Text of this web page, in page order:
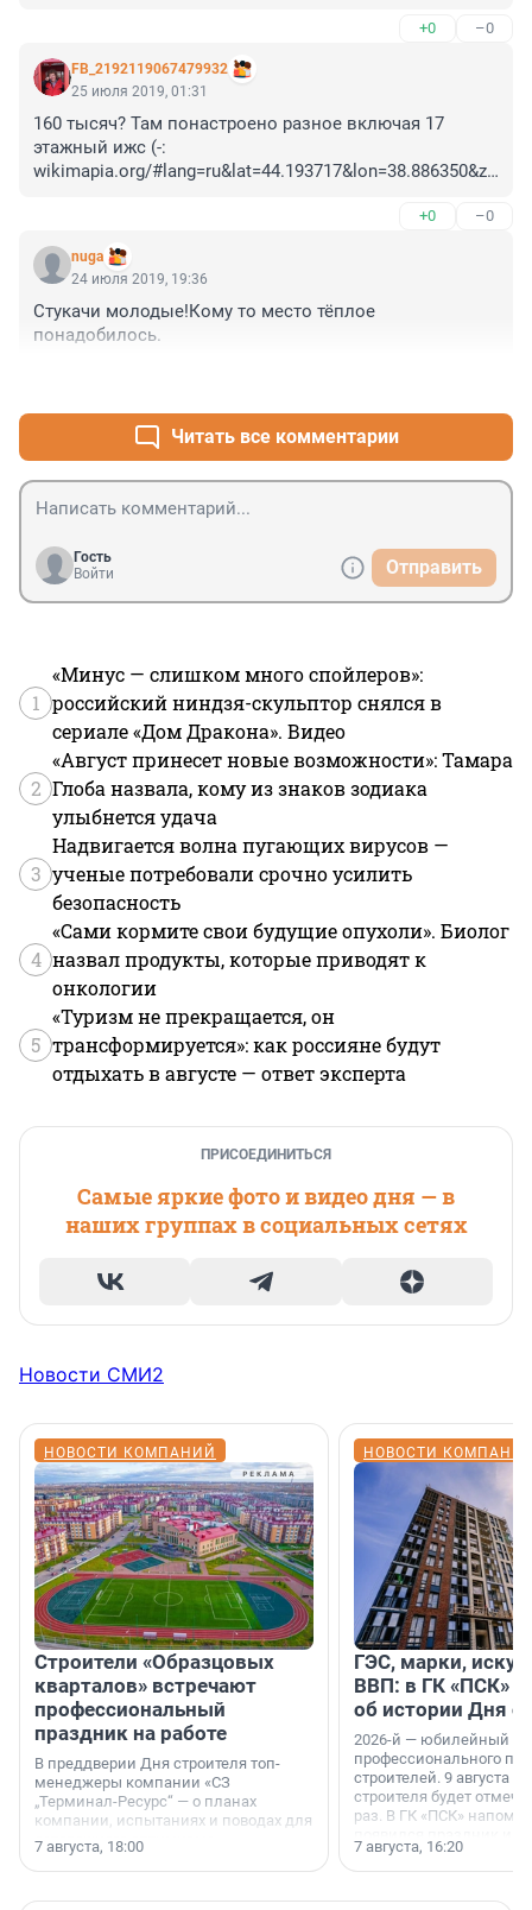
+0 –0
FB_2192119067479932
25 июля 2019, 01:31
160 тысяч? Там понастроено разное включая 17
этажный ижс (-:
wikimapia.org/#lang=ru&lat=44.193717&lon=38.886350&z=
http://realty-more.ru/mkr-gorizont-d72
Собственно на сайте спбгу про базу хороший текст
есть:
https://spbu.ru/news-events/novosti/dolgaya-doroga-k-
gorizontu
+0 –0
nuga
24 июля 2019, 19:36
Стукачи молодые!Кому то место тёплое
понадобилось.
Читать все комментарии
Гость
Войти
Отправить
1
«Минус — слишком много спойлеров»:
российский ниндзя-скульптор снялся в
сериале «Дом Дракона». Видео
2
«Август принесет новые возможности»: Тамара
Глоба назвала, кому из знаков зодиака
улыбнется удача
3
Надвигается волна пугающих вирусов —
ученые потребовали срочно усилить
безопасность
4
«Сами кормите свои будущие опухоли». Биолог
назвал продукты, которые приводят к
онкологии
5
«Туризм не прекращается, он
трансформируется»: как россияне будут
отдыхать в августе — ответ эксперта
ПРИСОЕДИНИТЬСЯ
Самые яркие фото и видео дня — в
наших группах в социальных сетях
Новости СМИ2
НОВОСТИ КОМПАНИЙ
Строители «Образцовых
кварталов» встречают
профессиональный
праздник на работе
В преддверии Дня строителя топ-
менеджеры компании «СЗ
„Терминал-Ресурс“ — о планах
компании, испытаниях и поводах для
осторожного оптимизма.
7 августа, 18:00
НОВОСТИ
ГЭС, марки,
ВВП: в ГК «ПСК»
об истории Дня
2026-й — юбилейный
профессионального
строителей. 9 августа
строителя будет
раз. В ГК «ПСК»
поменялась роль
7 августа, 16:20